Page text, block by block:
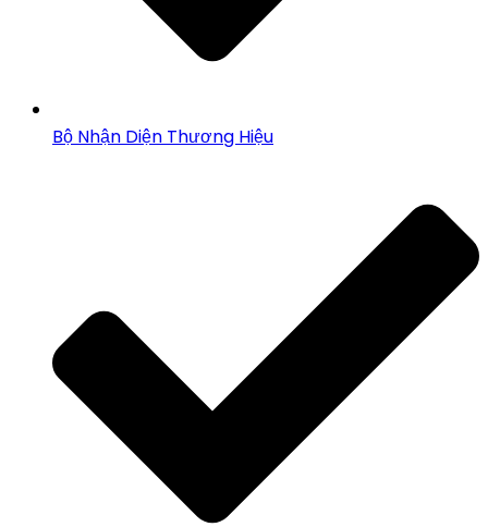
Bộ Nhận Diện Thương Hiệu